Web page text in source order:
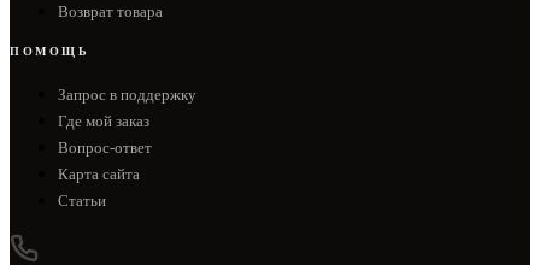
Возврат товара
ПОМОЩЬ
Запрос в поддержку
Где мой заказ
Вопрос-ответ
Карта сайта
Статьи